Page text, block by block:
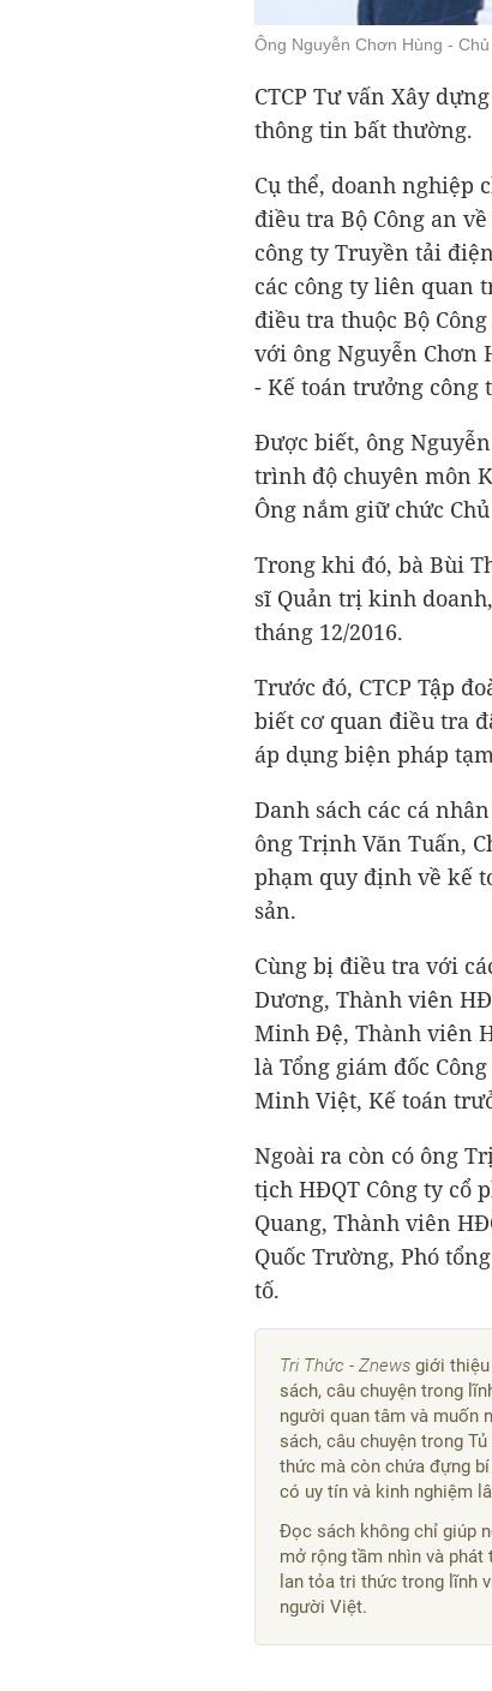
Ông Nguyễn Chơn Hùng -
CTCP Tư vấn Xây
thông tin bất thường.
Cụ thể, doanh nghiệp
điều tra Bộ Công an
công ty Truyền tải điện
các công ty liên quan
điều tra thuộc Bộ
với ông Nguyễn Chơn
- Kế toán trưởng công
Được biết, ông
trình độ chuyên môn
Ông nắm giữ chức
Trong khi đó, bà Bùi
sĩ Quản trị kinh
tháng 12/2016.
Trước đó, CTCP Tập
biết cơ quan điều tra
áp dụng biện pháp
Danh sách các cá
ông Trịnh Văn Tuấn,
phạm quy định về kế
sản.
Cùng bị điều tra với
Dương, Thành viên
Minh Đệ, Thành viên
là Tổng giám đốc
Minh Việt, Kế toán
Ngoài ra còn có ông
tịch HĐQT Công ty cổ
Quang, Thành viên
Quốc Trường, Phó
tố.
Tri Thức - Znews giới
sách, câu chuyện trong
người quan tâm và muốn
sách, câu chuyện trong
thức mà còn chứa đựng
có uy tín và kinh nghiệm
Đọc sách không chỉ giúp
mở rộng tầm nhìn và
lan tỏa tri thức trong lĩnh
người Việt.